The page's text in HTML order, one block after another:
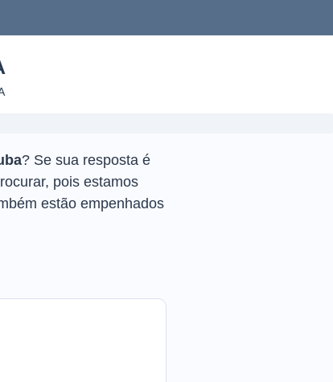
? Se sua resposta é
pois estamos
estão empenhados